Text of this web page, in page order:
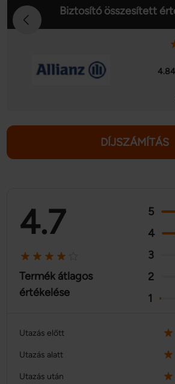
Biztosító összesített
4.84
DÍJSZÁMÍTÁS
4.7
Termék átlagos
értékelése
5
4
3
2
1
Utazás előtt
Utazás alatt
Utazás után